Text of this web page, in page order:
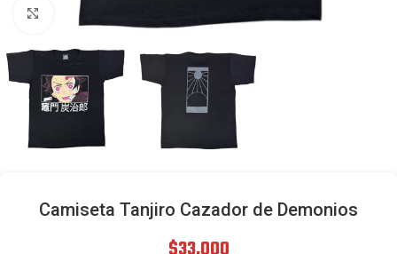
Click to enlarge
Camiseta Tanjiro Cazador de Demonios